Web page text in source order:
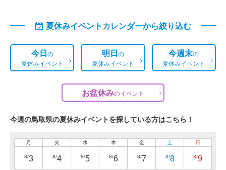
夏休みイベントカレンダーから絞り込む
今日の
夏休みイベント
明日の
夏休みイベント
今週末の
夏休みイベント
お盆休みのイベント
今週の鳥取県の夏休みイベントを探している方はこちら！
月
8/3
火
8/4
水
8/5
木
8/6
金
8/7
土
8/8
日
8/9